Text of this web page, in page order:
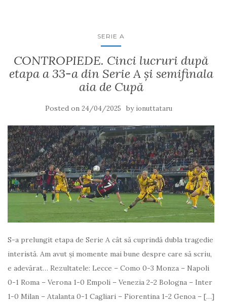
SERIE A
CONTROPIEDE. Cinci lucruri după
etapa a 33-a din Serie A și semifinala
aia de Cupă
Posted on 24/04/2025 by ionuttataru
S-a prelungit etapa de Serie A cât să cuprindă dubla tragedie
interistă. Am avut și momente mai bune despre care să scriu,
e adevărat… Rezultatele: Lecce – Como 0-3 Monza – Napoli
0-1 Roma – Verona 1-0 Empoli – Venezia 2-2 Bologna – Inter
1-0 Milan – Atalanta 0-1 Cagliari – Fiorentina 1-2 Genoa – […]